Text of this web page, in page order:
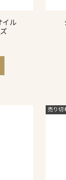
イル
売り切